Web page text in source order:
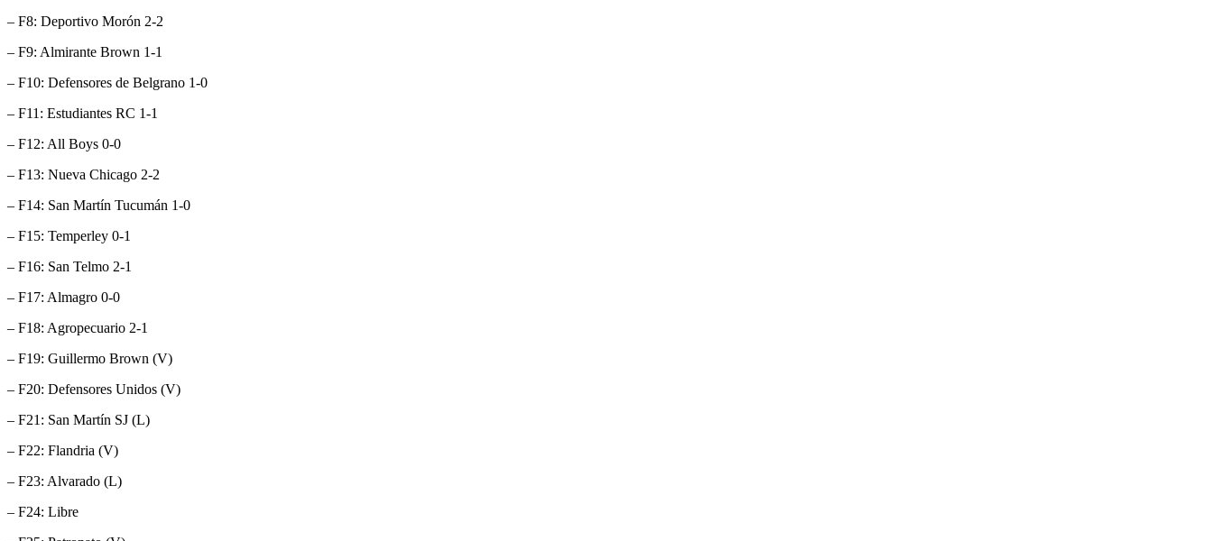
– F8: Deportivo Morón 2-2
– F9: Almirante Brown 1-1
– F10: Defensores de Belgrano 1-0
– F11: Estudiantes RC 1-1
– F12: All Boys 0-0
– F13: Nueva Chicago 2-2
– F14: San Martín Tucumán 1-0
– F15: Temperley 0-1
– F16: San Telmo 2-1
– F17: Almagro 0-0
– F18: Agropecuario 2-1
– F19: Guillermo Brown (V)
– F20: Defensores Unidos (V)
– F21: San Martín SJ (L)
– F22: Flandria (V)
– F23: Alvarado (L)
– F24: Libre